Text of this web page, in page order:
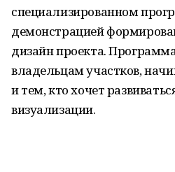
специализированном
демонстрацией
дизайн проекта.
владельцам участков,
и тем, кто хочет
визуализации.